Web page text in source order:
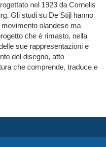
nel 1923 da Cornelis
Gli studi su De Stijl hanno
olandese ma
che è rimasto, nella
sue rappresentazioni e
del disegno, atto
che comprende, traduce e